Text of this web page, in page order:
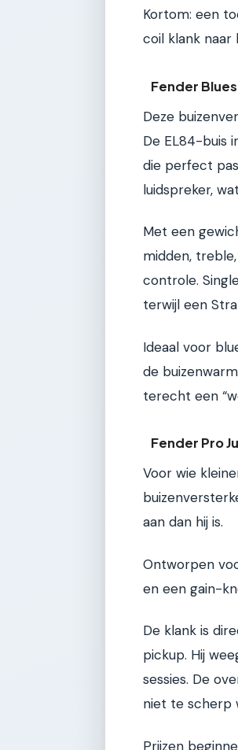
Kortom: een
coil klank naar
Fender
Deze
De EL84-buis
die perfect
luidspreker,
Met een
midden,
controle.
terwijl een
Ideaal voor
de
terecht een
Fender Pro
Voor wie
aan dan hij is.
Ontworpen
en een gain-
De klank is
pickup. Hij
sessies. De
niet te scherp
Prijzen